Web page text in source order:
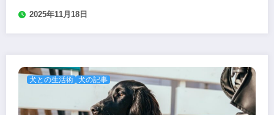
2025年11月18日
犬との生活術 犬の記事